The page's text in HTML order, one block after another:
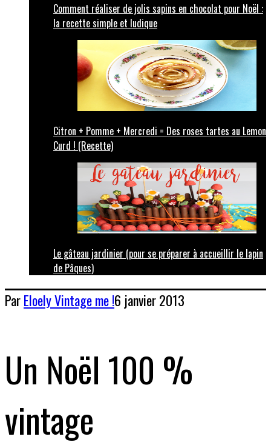
Comment réaliser de jolis sapins en chocolat pour Noël :
la recette simple et ludique
Citron + Pomme + Mercredi = Des roses tartes au Lemon
Curd ! (Recette)
Le gâteau jardinier (pour se préparer à accueillir le lapin
de Pâques)
ParEloelyVintage me !6 janvier 2013
Un Noël 100 %
vintage